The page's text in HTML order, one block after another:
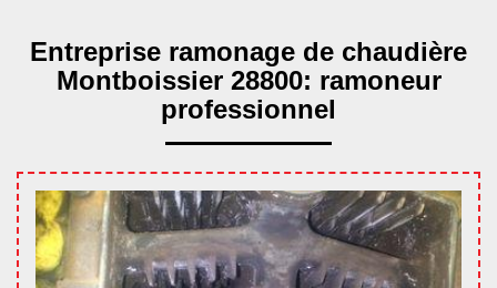
Entreprise ramonage de chaudière
Montboissier 28800: ramoneur
professionnel